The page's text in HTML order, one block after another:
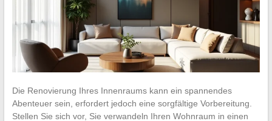
Die Renovierung Ihres Innenraums kann ein spannendes
Abenteuer sein, erfordert jedoch eine sorgfältige Vorbereitung.
Stellen Sie sich vor, Sie verwandeln Ihren Wohnraum in einen